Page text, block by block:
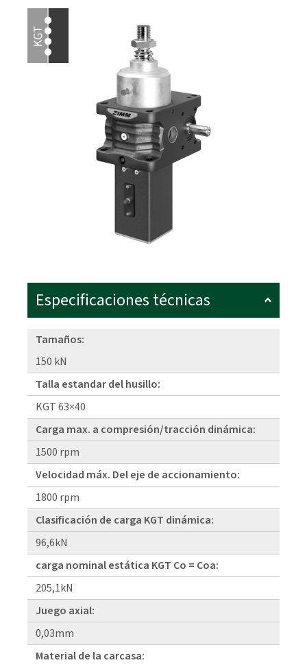
Especificaciones técnicas
Tamaños:
150 kN
Talla estandar del husillo:
KGT 63×40
Carga max. a compresión/tracción dinámica:
1500 rpm
Velocidad máx. Del eje de accionamiento:
1800 rpm
Clasificación de carga KGT dinámica:
96,6kN
carga nominal estática KGT Co = Coa:
205,1kN
Juego axial:
0,03mm
Material de la carcasa: